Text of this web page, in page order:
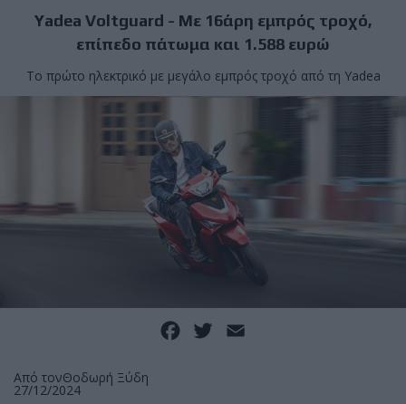
Yadea Voltguard - Με 16άρη εμπρός τροχό,
επίπεδο πάτωμα και 1.588 ευρώ
Το πρώτο ηλεκτρικό με μεγάλο εμπρός τροχό από τη Yadea
Facebook
Twitter
Από τονΘοδωρή Ξύδη
27/12/2024